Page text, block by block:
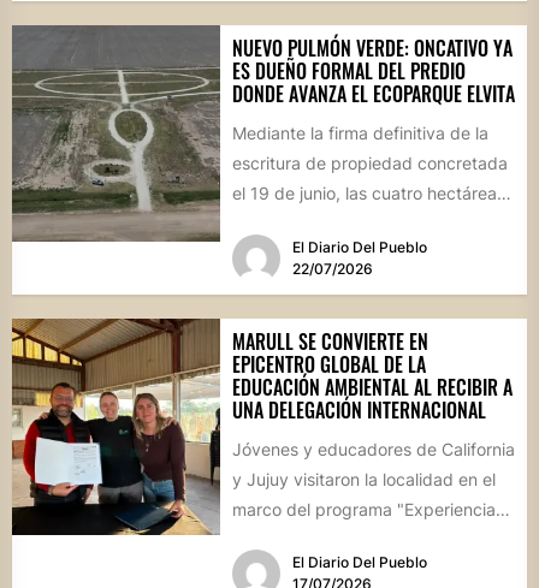
NUEVO PULMÓN VERDE: ONCATIVO YA
ES DUEÑO FORMAL DEL PREDIO
DONDE AVANZA EL ECOPARQUE ELVITA
Mediante la firma definitiva de la
escritura de propiedad concretada
el 19 de junio, las cuatro hectáreas
El Diario Del Pueblo
22/07/2026
MARULL SE CONVIERTE EN
EPICENTRO GLOBAL DE LA
EDUCACIÓN AMBIENTAL AL RECIBIR A
UNA DELEGACIÓN INTERNACIONAL
Jóvenes y educadores de California
y Jujuy visitaron la localidad en el
marco del programa "Experiencia
El Diario Del Pueblo
17/07/2026